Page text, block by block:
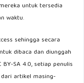
untuk tersedia
waktu.
sehingga secara
dibaca dan diunggah
SA 4.0, setiap penulis
artikel masing-